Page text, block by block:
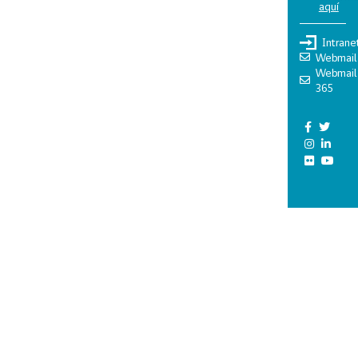
aquí
Webmail
Webmail
365